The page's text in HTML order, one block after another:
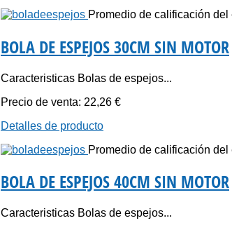
Promedio de calificación del
BOLA DE ESPEJOS 30CM SIN MOTOR
Caracteristicas Bolas de espejos...
Precio de venta: 22,26 €
Detalles de producto
Promedio de calificación del
BOLA DE ESPEJOS 40CM SIN MOTOR
Caracteristicas Bolas de espejos...